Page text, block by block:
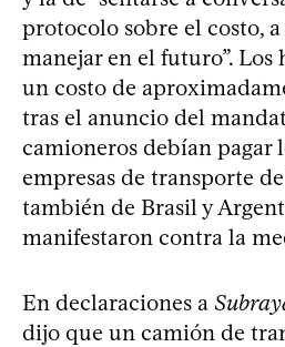
protocolo sobre el costo, a
manejar en el futuro”. Los
un costo de
tras el anuncio del
camioneros debían pagar
empresas de transporte
también de Brasil y
manifestaron contra la
En declaraciones a
dijo que un camión de